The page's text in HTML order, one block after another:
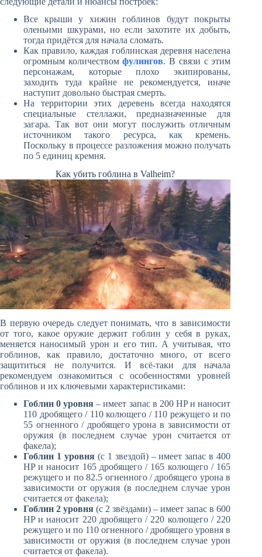
Все крыши у хижин гоблинов будут покрыты
оленьими шкурами, но если захотите их добыть,
тогда придётся для начала сломать.
Как правило, каждая гоблинская деревня населена
огромным количествомфулингов. В связи с этим
персонажам, которые плохо экипированы,
заходить туда крайне не рекомендуется, иначе
наступит довольно быстрая смерть.
На территории этих деревень всегда находятся
специальные стеллажи, предназначенные для
загара. Так вот они могут послужить отличным
источником такого ресурса, как кремень.
Поскольку в процессе разложения можно получать
по 5 единиц кремня.
Как убить гоблина в Valheim?
В первую очередь следует понимать, что в зависимости
от того, какое оружие держит гоблин у себя в руках,
меняется наносимый урон и его тип. А учитывая, что
гоблинов, как правило, достаточно много, от всего
защититься не получится. И всё-таки для начала
рекомендуем ознакомиться с особенностями уровней
гоблинов и их ключевыми характеристиками:
Гоблин 0 уровня – имеет запас в 200 HP и наносит
110 дробящего / 110 колющего / 110 режущего и по
55 огненного / дробящего урона в зависимости от
оружия (в последнем случае урон считается от
факела);
Гоблин 1 уровня(с 1 звездой) – имеет запас в 400
HP и наносит 165 дробящего / 165 колющего / 165
режущего и по 82.5 огненного / дробящего урона в
зависимости от оружия (в последнем случае урон
считается от факела);
Гоблин 2 уровня (с 2 звёздами) – имеет запас в 600
HP и наносит 220 дробящего / 220 колющего / 220
режущего и по 110 огненного / дробящего уровня в
зависимости от оружия (в последнем случае урон
считается от факела).